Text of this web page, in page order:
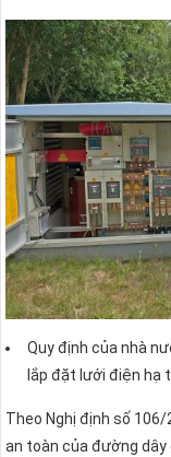
Quy định của nhà
lắp đặt lưới điện hạ
Theo Nghị định số
an toàn của đường dây